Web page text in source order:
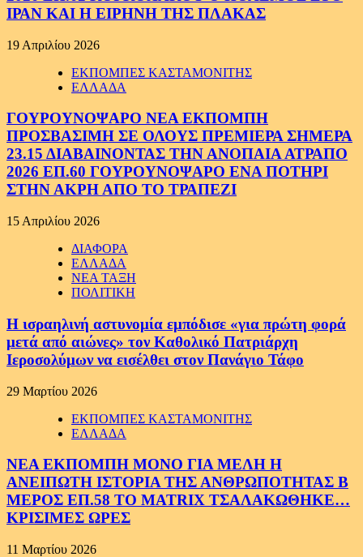
ΙΡΑΝ ΚΑΙ Η ΕΙΡΗΝΗ ΤΗΣ ΠΛΑΚΑΣ
19 Απριλίου 2026
ΕΚΠΟΜΠΕΣ ΚΑΣΤΑΜΟΝΙΤΗΣ
ΕΛΛΑΔΑ
ΓΟΥΡΟΥΝΟΨΑΡΟ ΝΕΑ ΕΚΠΟΜΠΗ
ΠΡΟΣΒΑΣΙΜΗ ΣΕ ΟΛΟΥΣ ΠΡΕΜΙΕΡΑ ΣΗΜΕΡΑ
23.15 ΔΙΑΒΑΙΝΟΝΤΑΣ ΤΗΝ ΑΝΟΠΑΙΑ ΑΤΡΑΠΟ
2026 ΕΠ.60 ΓΟΥΡΟΥΝΟΨΑΡΟ ΕΝΑ ΠΟΤΗΡΙ
ΣΤΗΝ ΑΚΡΗ ΑΠΟ ΤΟ ΤΡΑΠΕΖΙ
15 Απριλίου 2026
ΔΙΑΦΟΡΑ
ΕΛΛΑΔΑ
ΝΕΑ ΤΑΞΗ
ΠΟΛΙΤΙΚΗ
Η ισραηλινή αστυνομία εμπόδισε «για πρώτη φορά
μετά από αιώνες» τον Καθολικό Πατριάρχη
Ιεροσολύμων να εισέλθει στον Πανάγιο Τάφο
29 Μαρτίου 2026
ΕΚΠΟΜΠΕΣ ΚΑΣΤΑΜΟΝΙΤΗΣ
ΕΛΛΑΔΑ
ΝΕΑ ΕΚΠΟΜΠΗ ΜΟΝΟ ΓΙΑ ΜΕΛΗ Η
ΑΝΕΙΠΩΤΗ ΙΣΤΟΡΙΑ ΤΗΣ ΑΝΘΡΩΠΟΤΗΤΑΣ Β
ΜΕΡΟΣ ΕΠ.58 ΤΟ MATRIX ΤΣΑΛΑΚΩΘΗΚΕ…
ΚΡΙΣΙΜΕΣ ΩΡΕΣ
11 Μαρτίου 2026